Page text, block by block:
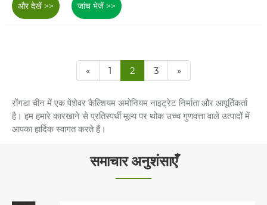
और देखें >> जांच भेजें >>
« 1 2 3 »
रोंगडा चीन में एक पेशेवर कैल्शियम अमोनियम नाइट्रेट निर्माता और आपूर्तिकर्ता
है। हम हमारे कारखाने से प्रतिस्पर्धी मूल्य पर थोक उच्च गुणवत्ता वाले उत्पादों में
आपका हार्दिक स्वागत करते हैं।
समाचार अनुशंसाएँ